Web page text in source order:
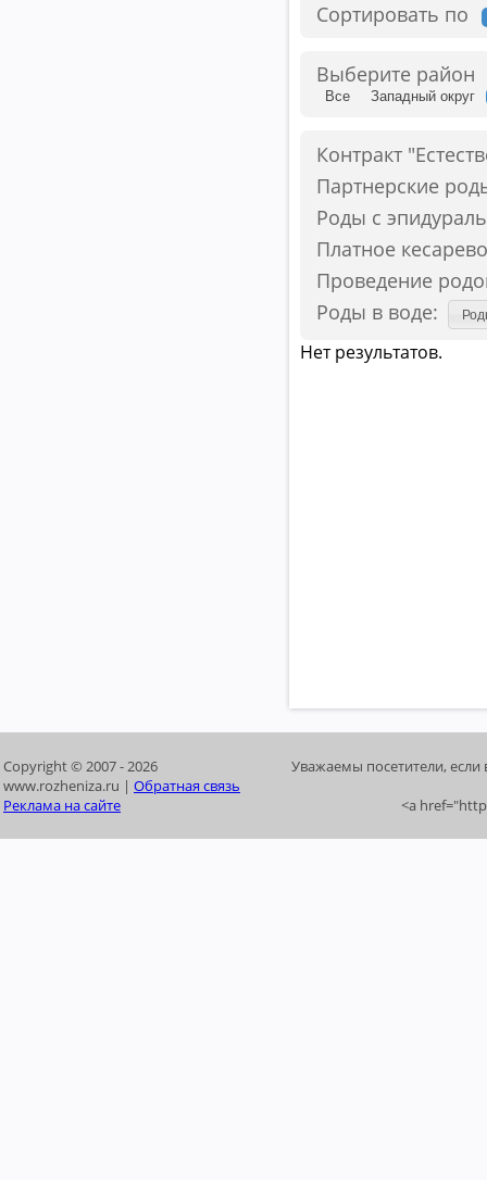
Сортировать по
Выберите район
Все Западный округ
Контракт
Партнерские
Роды с
Платное
Проведение
Роды в воде:
Нет результатов.
Copyright © 2007 -2026
www.rozheniza.ru | Обратная связь
Реклама на сайте
Уважаемы посетители,
<a